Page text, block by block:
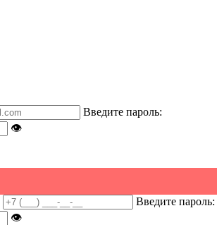
Введите пароль:
👁
Введите пароль:
👁